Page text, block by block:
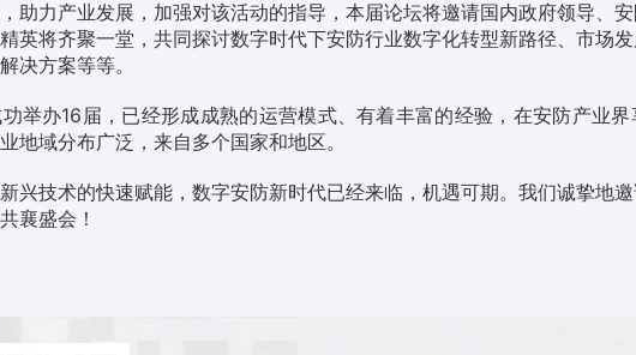
助力产业发展，加强对该活动的指导，本届论坛将邀请国内政府领导、
英将齐聚一堂，共同探讨数字时代下安防行业数字化转型新路径、市场
决方案等等。
举办16届，已经形成成熟的运营模式、有着丰富的经验，在安防产业
地域分布广泛，来自多个国家和地区。
兴技术的快速赋能，数字安防新时代已经来临，机遇可期。我们诚挚地
襄盛会！